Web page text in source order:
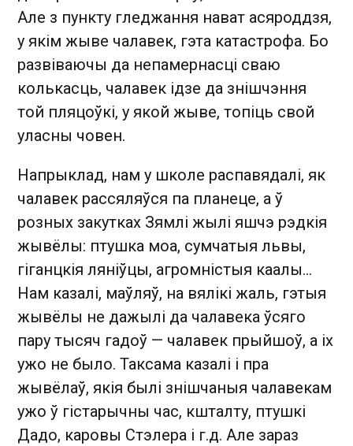
Але з пункту гледжання нават асяроддзя,
у якім жыве чалавек, гэта катастрофа. Бо
развіваючы да непамернасці сваю
колькасць, чалавек ідзе да знішчэння
той пляцоўкі, у якой жыве, топіць свой
уласны човен.
Напрыклад, нам у школе распавядалі, як
чалавек рассяляўся па планеце, а ў
розных закутках Зямлі жылі яшчэ рэдкія
жывёлы: птушка моа, сумчатыя львы,
гіганцкія ляніўцы, агромністыя каалы…
Нам казалі, маўляў, на вялікі жаль, гэтыя
жывёлы не дажылі да чалавека ўсяго
пару тысяч гадоў — чалавек прыйшоў, а іх
ужо не было. Таксама казалі і пра
жывёлаў, якія былі знішчаныя чалавекам
ужо ў гістарычны час, кшталту, птушкі
Дадо, каровы Стэлера і г.д. Але зараз